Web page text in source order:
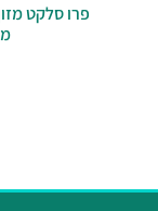
פרו סלקט